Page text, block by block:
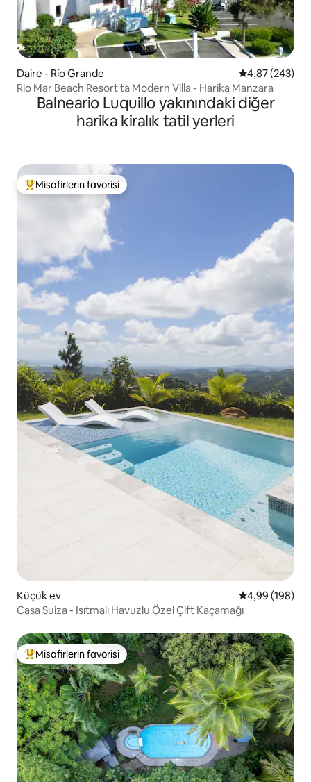
Daire - Río Grande 5 üzerinden
4,87 (243)
Rio Mar Beach Resort'ta Modern Villa - Harika Manzara
Balneario Luquillo yakınındaki diğer
harika kiralık tatil yerleri
Misafirlerin favorilerinden en beğenilenler arasında
Misafirlerin favorisi
Küçük ev 5 üzerinden
4,99 (198)
Casa Suiza - Isıtmalı Havuzlu Özel Çift Kaçamağı
Misafirlerin favorilerinden en beğenilenler arasında
Misafirlerin favorisi